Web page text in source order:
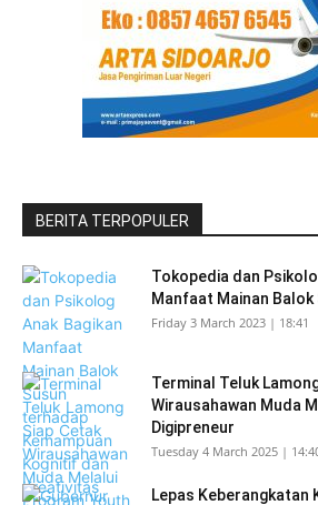
BERITA TERPOPULER
Tokopedia dan
Manfaat Mainan
Friday 3 March 2023 | 18:41
Terminal Teluk
Wirausahawan Muda
Digipreneur
Tuesday 4 March 2025 |
Lepas Keberangkatan